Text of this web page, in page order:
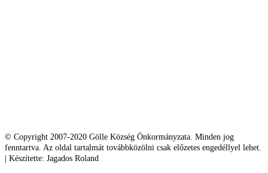
© Copyright 2007-2020 Gölle Község Önkormányzata. Minden jog
fenntartva. Az oldal tartalmát továbbközölni csak előzetes engedéllyel lehet.
| Készítette: Jagados Roland